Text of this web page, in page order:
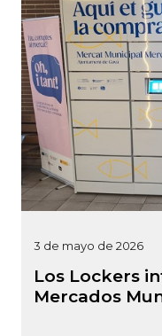
3 de mayo de 2026
Los Lockers
Mercados